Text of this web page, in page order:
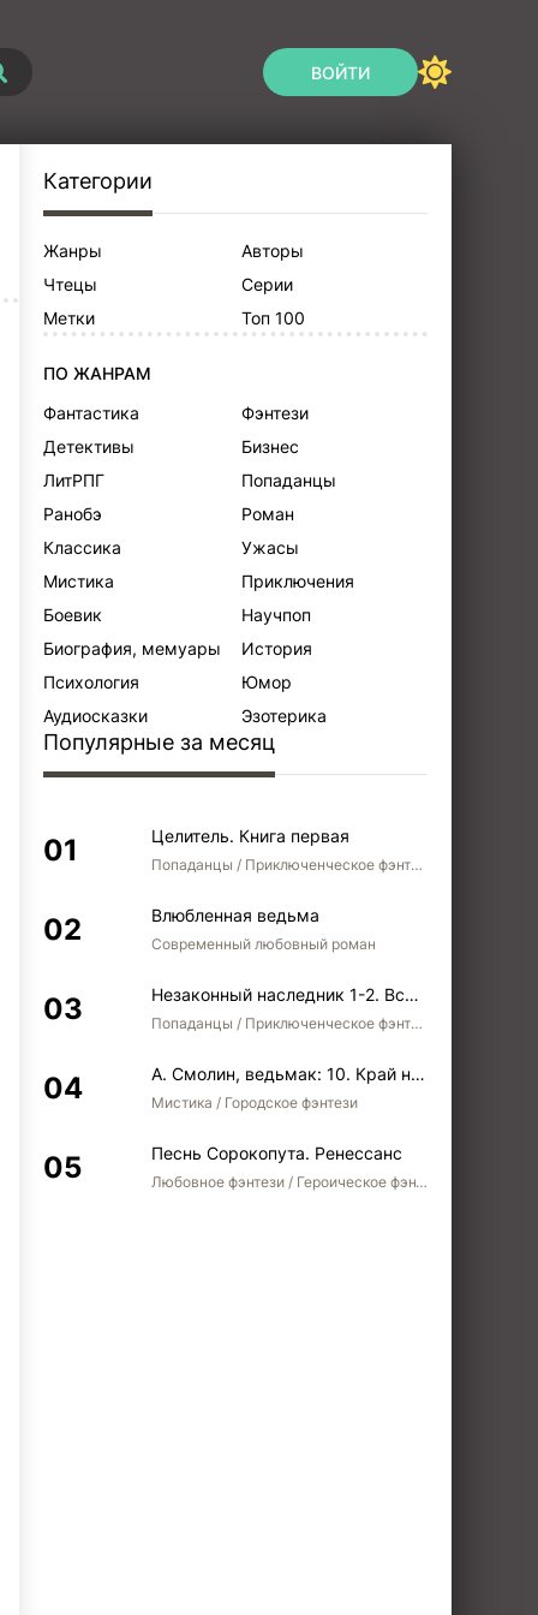
ВОЙТИ
Категории
Жанры
Авторы
Чтецы
Серии
Метки
Топ 100
ПО ЖАНРАМ
Фантастика
Фэнтези
Детективы
Бизнес
ЛитРПГ
Попаданцы
Ранобэ
Роман
Классика
Ужасы
Мистика
Приключения
Боевик
Научпоп
Биография, мемуары
История
Психология
Юмор
Аудиосказки
Эзотерика
Популярные за месяц
Целитель. Книга первая
Попаданцы / Приключенческое фэнтези / Боевое фэнтези
Влюбленная ведьма
Современный любовный роман
Незаконный наследник 1-2. Вспомнить, кем был. Стать собой. Остаться собой
Попаданцы / Приключенческое фэнтези / Боевое фэнтези / Юмористическое фэнтези
А. Смолин, ведьмак: 10. Край неба
Мистика / Городское фэнтези
Песнь Сорокопута. Ренессанс
Любовное фэнтези / Героическое фэнтези